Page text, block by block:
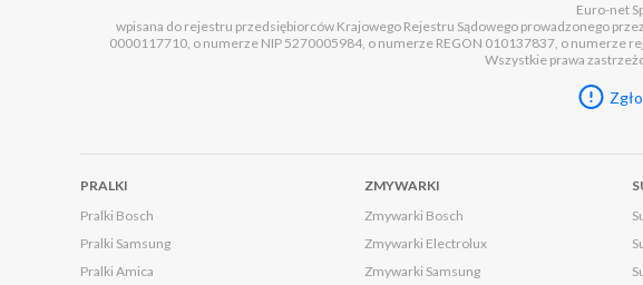
Euro-net
wpisana do rejestru przedsiębiorców Krajowego Rejestru Sądowego prowadzonego
0000117710, o numerze NIP 5270005984, o numerze REGON 010137837, o numerze
Wszystkie prawa
PRALKI
Pralki Bosch
Pralki Samsung
Pralki Amica
ZMYWARKI
Zmywarki Bosch
Zmywarki Electrolux
Zmywarki Samsung